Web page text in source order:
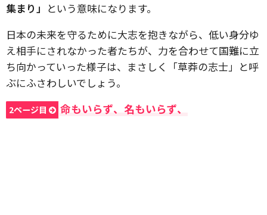
集まり」 という意味になります。
日本の未来を守るために大志を抱きながら、低い身分ゆ
え相手にされなかった者たちが、力を合わせて国難に立
ち向かっていった様子は、まさしく「草莽の志士」と呼
ぶにふさわしいでしょう。
2ページ目 命もいらず、名もいらず、